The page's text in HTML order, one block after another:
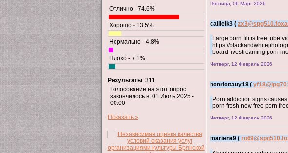
Отлично - 74.6%
Хорошо - 13.5%
Нормально - 4.8%
Плохо - 7.1%
Результаты: 311
Голосование на этот опрос
закончилось в: 01 Июль 2025 -
00:00
Показать »
Пятница, 06 Март 2026
callieik3 (
Large porn films free tube
https://
board livestreaming porn
Четверг, 12 Февраль 2026
henriettauy18 (
Porn addiction signs
porn fresh new free porn
Четверг, 12 Февраль 2026
mariena9 (